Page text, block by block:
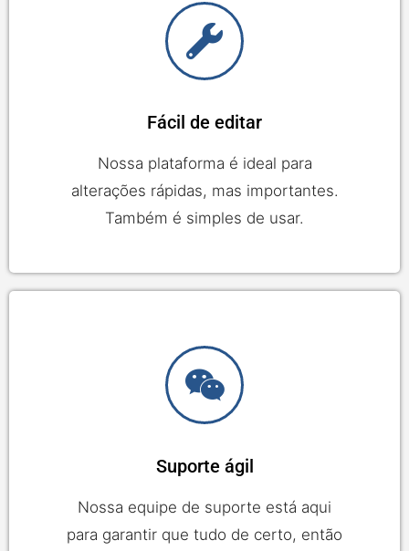
Fácil de editar
Nossa plataforma é ideal para
alterações rápidas, mas importantes.
Também é simples de usar.
Suporte ágil
Nossa equipe de suporte está aqui
para garantir que tudo de certo, então